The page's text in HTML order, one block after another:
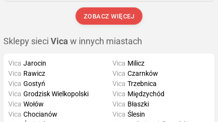
ZOBACZ WIĘCEJ
Sklepy sieci Vica w innych miastach
Vica Jarocin
Vica Rawicz
Vica Gostyń
Vica Grodzisk Wielkopolski
Vica Milicz
Vica Czarnków
Vica Trzebnica
Vica Międzychód
Vica Wołów
Vica Chocianów
Vica Błaszki
Vica Ślesin